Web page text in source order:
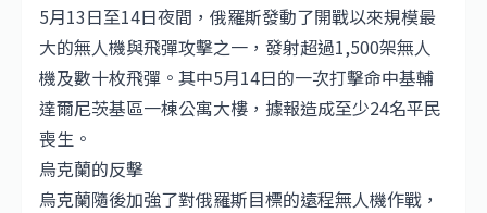
5月13日至14日夜間，俄羅斯發動了開戰以來規模最
大的無人機與飛彈攻擊之一，發射超過1,500架無人
機及數十枚飛彈。其中5月14日的一次打擊命中基輔
達爾尼茨基區一棟公寓大樓，據報造成至少24名平民
喪生。
烏克蘭的反擊
烏克蘭隨後加強了對俄羅斯目標的遠程無人機作戰，